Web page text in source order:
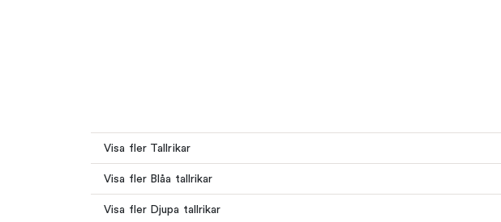
Visa fler Tallrikar
Visa fler Blåa tallrikar
Visa fler Djupa tallrikar